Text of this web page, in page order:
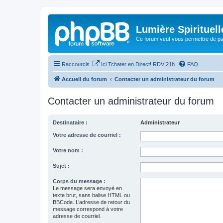
Lumière
Ce forum veut vous permettre de
Raccourcis Ici Tchater en Direct! RDV 21h FAQ
Accueil du forum Contacter un administrateur du forum
Contacter un administrateur du forum
Destinataire : Administrateur
Votre adresse de courriel :
Votre nom :
Sujet :
Corps du message :
Le message sera envoyé en
texte brut, sans balise HTML ou
BBCode. L’adresse de retour du
message correspond à votre
adresse de courriel.